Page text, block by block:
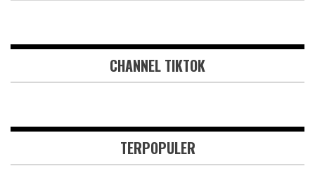
CHANNEL TIKTOK
TERPOPULER